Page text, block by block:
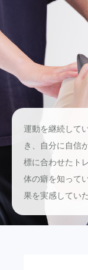
運動を継続して
き、自分に自信
標に合わせたト
体の癖を知って
果を実感してい